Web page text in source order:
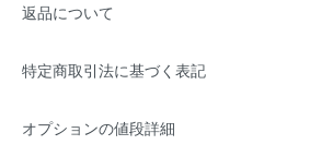
返品について
特定商取引法に基づく表記
オプションの値段詳細